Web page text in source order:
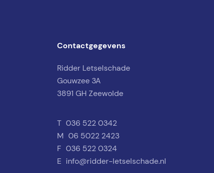
Contactgegevens
Ridder Letselschade
Gouwzee 3A
3891 GH Zeewolde
T 036 522 0342
M 06 5022 2423
F 036 522 0324
E info@ridder-letselschade.nl